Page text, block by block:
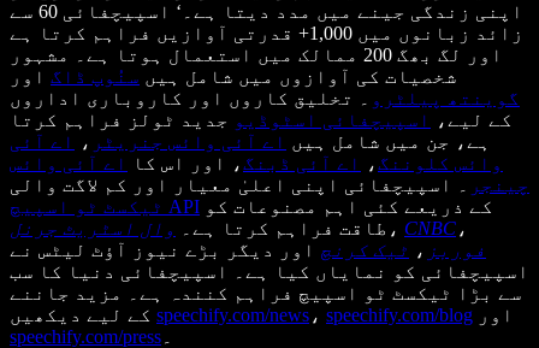
اپنی زندگی جینے میں مدد دیتا ہے۔‘ اسپیچفائی 60 سے
زائد زبانوں میں 1,000+ قدرتی آوازیں فراہم کرتا ہے
اور لگ بھگ 200 ممالک میں استعمال ہوتا ہے۔ مشہور
شخصیات کی آوازوں میں شامل ہیں سنُوپ ڈاگ اور
گوینتھ پیلٹرو
۔ تخلیق کاروں اور کاروباری اداروں
کے لیے،
اسپیچفائی اسٹوڈیو جدید ٹولز فراہم کرتا
ہے، جن میں شامل ہیں اے آئی وائس جنریٹر ،
اے آئی
وائس کلوننگ، اے آئی ڈبنگ، اور اس کا
اے آئی وائس
چینجر
۔ اسپیچفائی اپنی اعلیٰ معیار اور کم لاگت والی
ٹیکسٹ ٹو اسپیچ API
طاقت فراہم کرتا ہے۔
وال اسٹریٹ جرنل ، CNBC ،
فوربز ، ٹیک کرنچ اور دیگر بڑے نیوز آؤٹ لیٹس نے
اسپیچفائی کو نمایاں کیا ہے۔ اسپیچفائی دنیا کا سب
سے بڑا ٹیکسٹ ٹو اسپیچ فراہم کنندہ ہے۔ مزید جاننے
speechify.com/news ، speechify.com/blog اور
speechify.com/press